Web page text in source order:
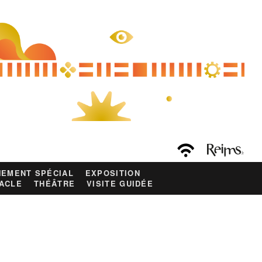
SPÉCIAL
EXPOSITION
THÉÂTRE VISITE GUIDÉE